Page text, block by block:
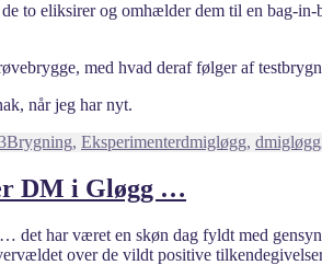
to eliksirer og omhælder dem til en bag-
med hvad deraf følger af
når jeg har nyt.
Kategorier
Brygning, EksperimenterTags
dmigløgg,
DM i Gløgg …
det har været en skøn dag fyldt med
over de vildt positive